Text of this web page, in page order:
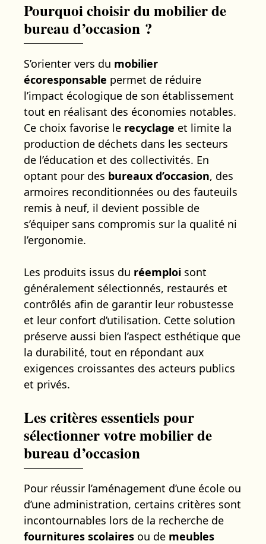
Pourquoi choisir du mobilier de
bureau d’occasion ?
S’orienter vers du mobilier
écoresponsable permet de réduire
l’impact écologique de son établissement
tout en réalisant des économies notables.
Ce choix favorise le recyclage et limite la
production de déchets dans les secteurs
de l’éducation et des collectivités. En
optant pour des bureaux d’occasion, des
armoires reconditionnées ou des fauteuils
remis à neuf, il devient possible de
s’équiper sans compromis sur la qualité ni
l’ergonomie.
Les produits issus du réemploi sont
généralement sélectionnés, restaurés et
contrôlés afin de garantir leur robustesse
et leur confort d’utilisation. Cette solution
préserve aussi bien l’aspect esthétique que
la durabilité, tout en répondant aux
exigences croissantes des acteurs publics
et privés.
Les critères essentiels pour
sélectionner votre mobilier de
bureau d’occasion
Pour réussir l’aménagement d’une école ou
d’une administration, certains critères sont
incontournables lors de la recherche de
fournitures scolaires ou de meubles